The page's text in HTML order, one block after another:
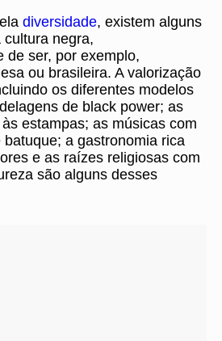
diversidade, existem alguns
negra,
de ser, por exemplo,
ou brasileira. A valorização
os diferentes modelos
de black power; as
estampas; as músicas com
a gastronomia rica
e as raízes religiosas com
são alguns desses